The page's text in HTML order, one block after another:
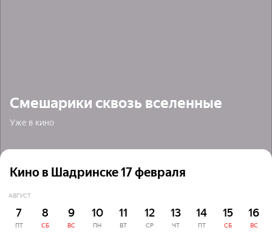
Смешарики сквозь вселенные
Уже в кино
Кино в Шадринске 17 февраля
АВГУСТ
7
ПТ
8
СБ
9
ВС
10
ПН
11
ВТ
12
СР
13
ЧТ
14
ПТ
15
СБ
16
ВС